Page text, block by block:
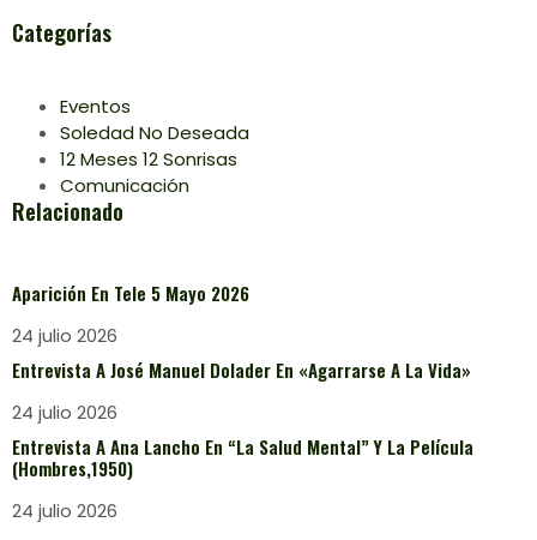
Categorías
Eventos
Soledad No Deseada
12 Meses 12 Sonrisas
Comunicación
Relacionado
Aparición En Tele 5 Mayo 2026
24 julio 2026
Entrevista A José Manuel Dolader En «Agarrarse A La Vida»
24 julio 2026
Entrevista A Ana Lancho En “La Salud Mental” Y La Película
(Hombres,1950)
24 julio 2026